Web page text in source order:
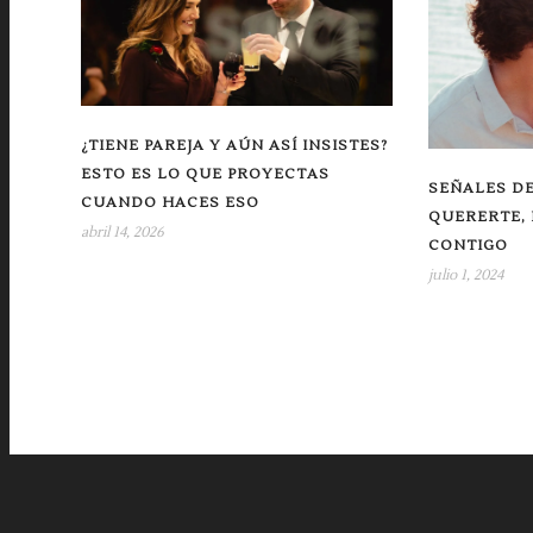
¿TIENE PAREJA Y AÚN ASÍ INSISTES?
ESTO ES LO QUE PROYECTAS
CUANDO HACES ESO
abril 14, 2026
SEÑALES
QUERERTE,
CONTIGO
julio 1, 2024